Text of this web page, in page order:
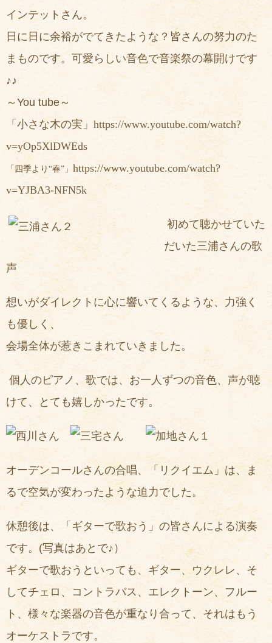
インテットさん。
日に日に余裕がでてきたような？皆さんの努力のた
まものです。可愛らしい音色で音楽祭の幕開けです
♪♪
～You tube～
「小さな木の実」 https://www.youtube.com/watch?
v=yOp5XlDWEds
「四季より“春”」https://www.youtube.com/watch?
v=YJBA3-NFN5k
初めて聴かせていた
だいた三浦さんの歌
声
想いがダイレクトに心に響いてくるような、力強く
も優しく、
会場全体が惹きこまれていきました。
個人のピアノ、歌では、お一人ずつの音色、声が聴
けて、とても嬉しかったです。
オーデンコールさんの合唱、「リクイエム」は、ま
るで空気が変わったような迫力でした。
休憩後は、「ギターで歌おう」の皆さんによる演奏
です。(写真はあとで♪）
ギターで歌おうといっても、ギター、ウクレレ、そ
してチェロ、コントラバス、エレクトーン、フルー
ト、様々な楽器の音色が重なり合って、それはもう
オーケストラです。